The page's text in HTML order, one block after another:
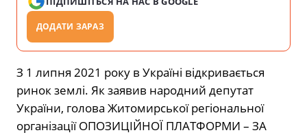
ДОДАТИ ЗАРАЗ
З 1 липня 2021 року в Україні відкривається
ринок землі. Як заявив народний депутат
України, голова Житомирської регіональної
організації ОПОЗИЦІЙНОЇ ПЛАТФОРМИ – ЗА